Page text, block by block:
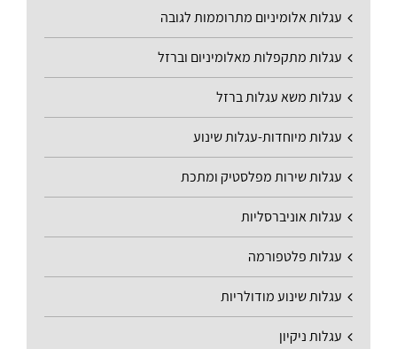
עגלות אלומיניום מתרוממות לגובה
עגלות מתקפלות מאלומיניום וברזל
עגלות משא עגלות ברזל
עגלות מיוחדות-עגלות שינוע
עגלות שירות מפלסטיק ומתכת
עגלות אוניברסליות
עגלות פלטפורמה
עגלות שינוע מודולריות
עגלות ניקיון